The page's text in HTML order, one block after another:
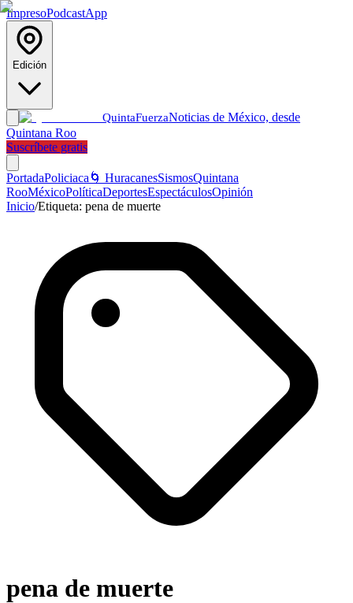
ImpresoPodcastApp
Edición
QuintaFuerzaNoticias de México, desde
Quintana Roo
Suscríbete gratis
PortadaPoliciaca 🌀 HuracanesSismosQuintana
RooMéxicoPolíticaDeportesEspectáculosOpinión
Inicio/Etiqueta: pena de muerte
pena de muerte